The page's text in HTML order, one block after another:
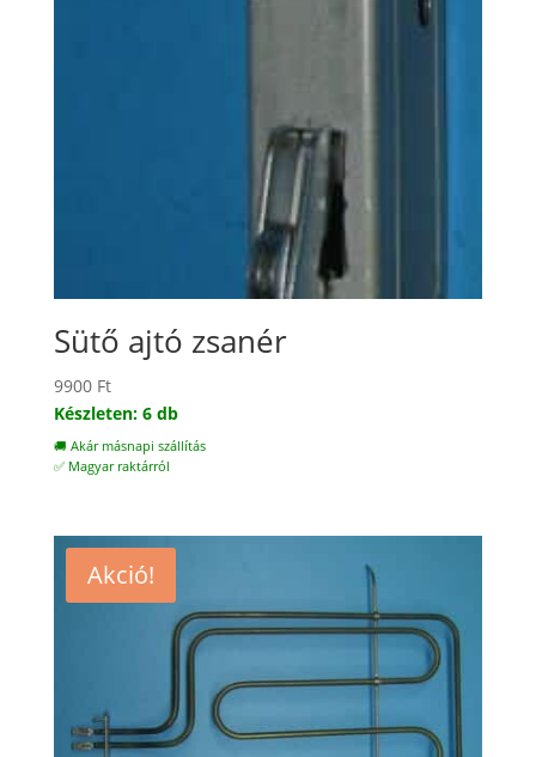
Sütő ajtó zsanér
9900 Ft
Készleten: 6 db
🚚 Akár másnapi szállítás
✅ Magyar raktárról
Akció!